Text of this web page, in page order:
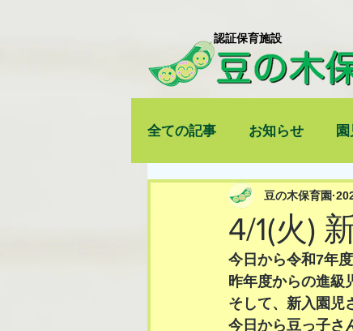
​認証保育施設
全ての記事 お知らせ
4/1(火)
豆の木保育園
今日から令和7年
昨年度からの進級
そして、新入園児
今日から豆っ子さ